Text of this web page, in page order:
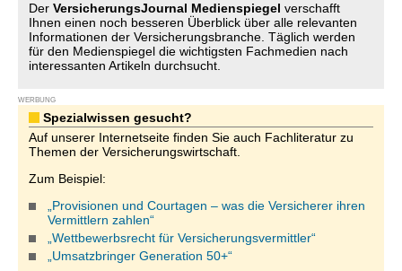
Der VersicherungsJournal Medienspiegel verschafft
Ihnen einen noch besseren Überblick über alle relevanten
Informationen der Versicherungsbranche. Täglich werden
für den Medienspiegel die wichtigsten Fachmedien nach
interessanten Artikeln durchsucht.
WERBUNG
Spezialwissen gesucht?
Auf unserer Internetseite finden Sie auch Fachliteratur zu
Themen der Versicherungswirtschaft.
Zum Beispiel:
„Provisionen und Courtagen – was die Versicherer ihren
Vermittlern zahlen“
„Wettbewerbsrecht für Versicherungsvermittler“
„Umsatzbringer Generation 50+“